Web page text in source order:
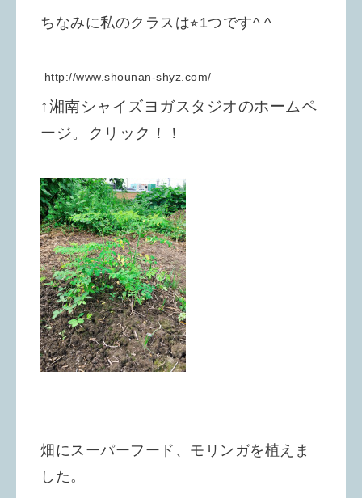
ちなみに私のクラスは⭐︎1つです^ ^
http://www.shounan-shyz.com/
↑湘南シャイズヨガスタジオのホームペ
ージ。クリック！！
畑にスーパーフード、モリンガを植えま
した。